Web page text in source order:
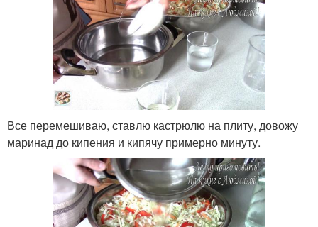
Все перемешиваю, ставлю кастрюлю на плиту, довожу
маринад до кипения и кипячу примерно минуту.